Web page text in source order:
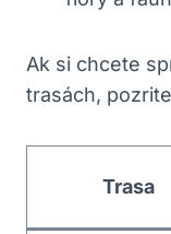
Ak si chcete
trasách,
Trasa